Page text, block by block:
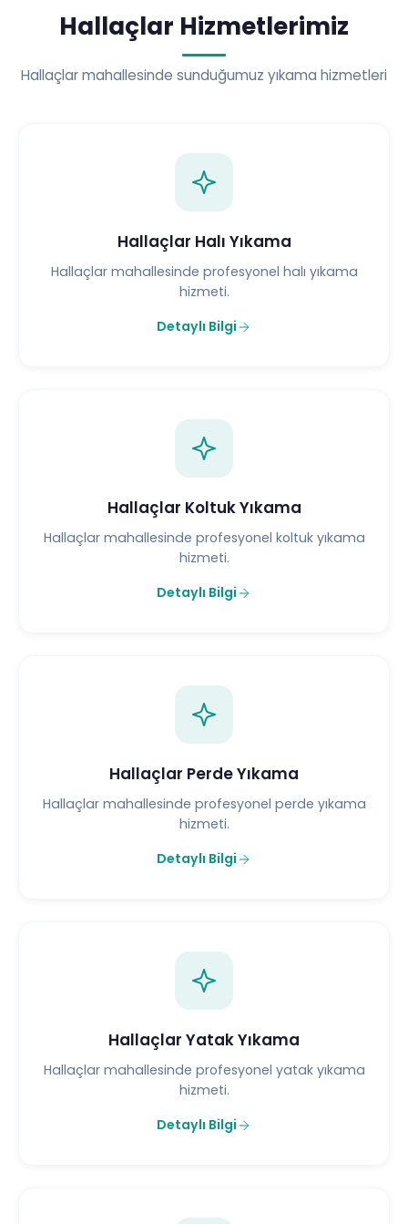
Hallaçlar Hizmetlerimiz
Hallaçlar mahallesinde sunduğumuz yıkama hizmetleri
Hallaçlar Halı Yıkama
Hallaçlar mahallesinde profesyonel halı yıkama
hizmeti.
Detaylı Bilgi
Hallaçlar Koltuk Yıkama
Hallaçlar mahallesinde profesyonel koltuk yıkama
hizmeti.
Detaylı Bilgi
Hallaçlar Perde Yıkama
Hallaçlar mahallesinde profesyonel perde yıkama
hizmeti.
Detaylı Bilgi
Hallaçlar Yatak Yıkama
Hallaçlar mahallesinde profesyonel yatak yıkama
hizmeti.
Detaylı Bilgi